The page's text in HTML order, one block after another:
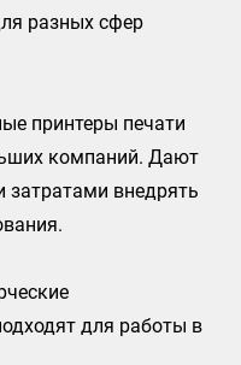
разных сфер
принтеры печати
компаний. Дают
внедрять
для работы в